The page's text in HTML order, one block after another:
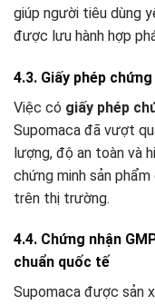
giúp người tiêu dùng
được lưu hành hợp
4.3. Giấy phép
Việc có giấy phép
Supomaca đã vượt
lượng, độ an toàn và
chứng minh sản
trên thị trường.
4.4. Chứng nhận
chuẩn quốc tế
Supomaca được sản